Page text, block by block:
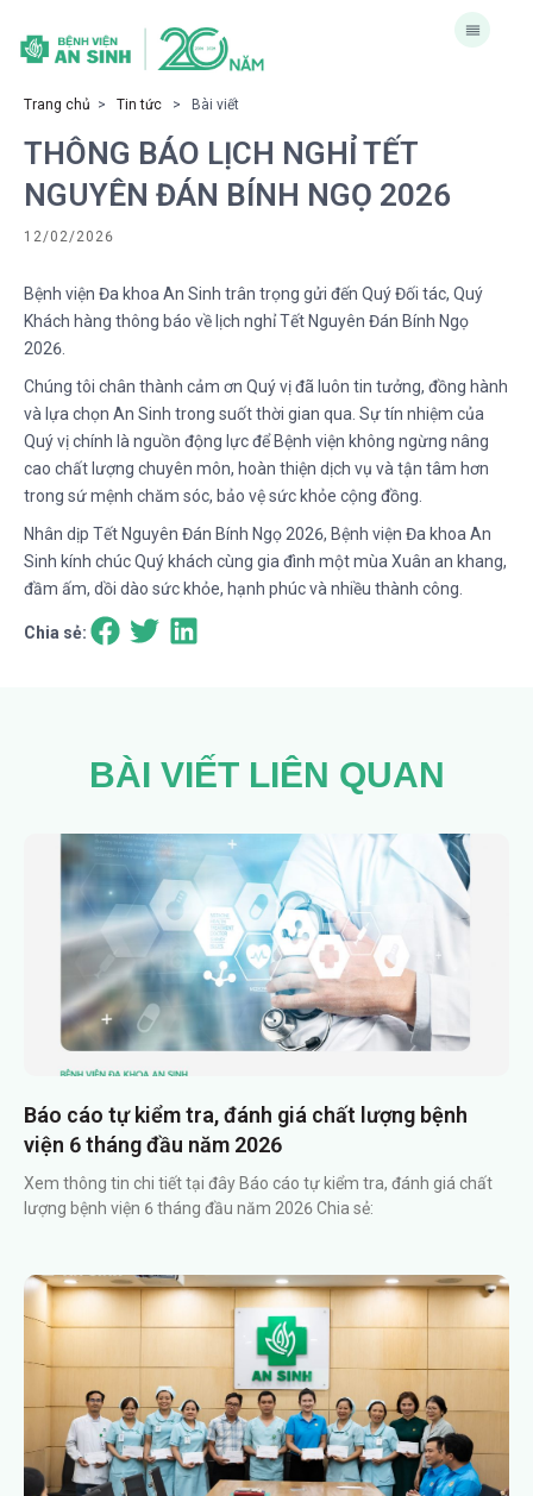
Trang chủ > Tin tức > Bài viết
THÔNG BÁO LỊCH NGHỈ TẾT
NGUYÊN ĐÁN BÍNH NGỌ 2026
12/02/2026
Bệnh viện Đa khoa An Sinh trân trọng gửi đến Quý Đối tác, Quý
Khách hàng thông báo về lịch nghỉ Tết Nguyên Đán Bính Ngọ
2026.
Chúng tôi chân thành cảm ơn Quý vị đã luôn tin tưởng, đồng hành
và lựa chọn An Sinh trong suốt thời gian qua. Sự tín nhiệm của
Quý vị chính là nguồn động lực để Bệnh viện không ngừng nâng
cao chất lượng chuyên môn, hoàn thiện dịch vụ và tận tâm hơn
trong sứ mệnh chăm sóc, bảo vệ sức khỏe cộng đồng.
Nhân dịp Tết Nguyên Đán Bính Ngọ 2026, Bệnh viện Đa khoa An
Sinh kính chúc Quý khách cùng gia đình một mùa Xuân an khang,
đầm ấm, dồi dào sức khỏe, hạnh phúc và nhiều thành công.
Chia sẻ:
BÀI VIẾT LIÊN QUAN
Báo cáo tự kiểm tra, đánh giá chất lượng bệnh
viện 6 tháng đầu năm 2026
Xem thông tin chi tiết tại đây Báo cáo tự kiểm tra, đánh giá chất
lượng bệnh viện 6 tháng đầu năm 2026 Chia sẻ: